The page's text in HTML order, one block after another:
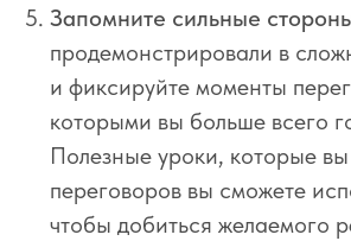
Запомните сильные
продемонстрировали в
и фиксируйте моменты
которыми вы больше всего
Полезные уроки, которые
переговоров вы сможете
чтобы добиться желаемого